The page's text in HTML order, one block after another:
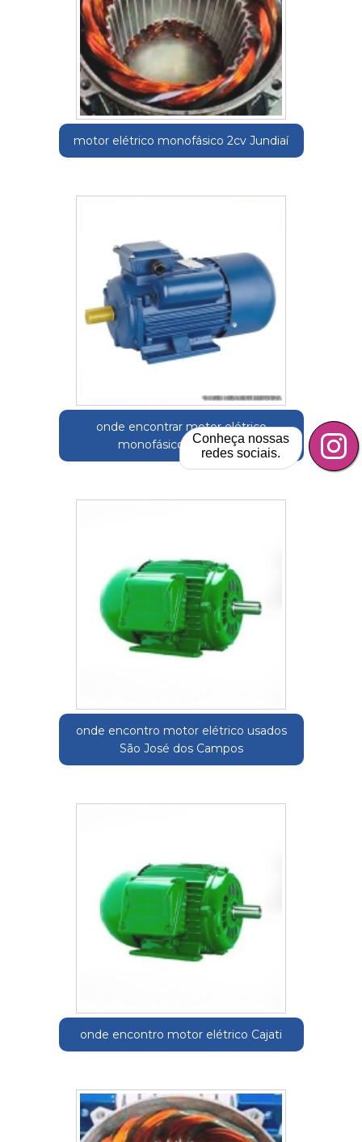
motor elétrico monofásico 2cv Jundiaí
onde encontrar motor elétrico
monofásico 2cv Itapira
onde encontro motor elétrico usados
São José dos Campos
onde encontro motor elétrico Cajati
Conheça nossas
redes sociais.